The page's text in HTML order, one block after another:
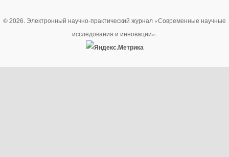
© 2026. Электронный научно-практический журнал «Современные научные
исследования и инновации».